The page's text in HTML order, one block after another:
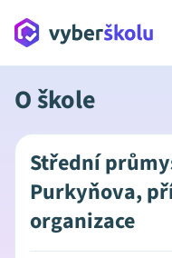
O škole
Střední
Purkyňova,
organizace